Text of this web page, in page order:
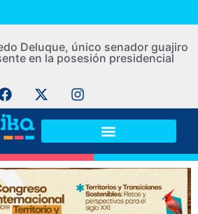
Deluque, único senador guajiro
en la posesión presidencial